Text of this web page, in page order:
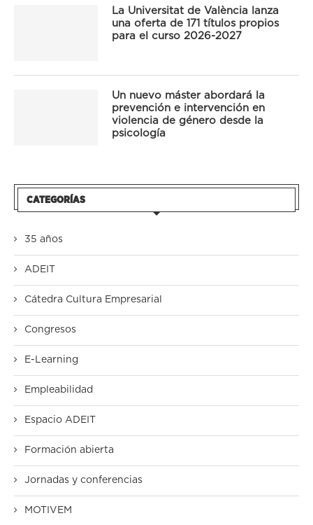
La Universitat de València lanza
una oferta de 171 títulos propios
para el curso 2026-2027
Un nuevo máster abordará la
prevención e intervención en
violencia de género desde la
psicología
CATEGORÍAS
35 años
ADEIT
Cátedra Cultura Empresarial
Congresos
E-Learning
Empleabilidad
Espacio ADEIT
Formación abierta
Jornadas y conferencias
MOTIVEM